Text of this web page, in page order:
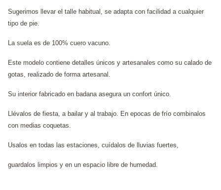
Sugerimos llevar el talle habitual, se adapta con facilidad a cualquier
tipo de pie.
La suela es de 100% cuero vacuno.
Este modelo contiene detalles únicos y artesanales como su calado de
gotas, realizado de forma artesanal.
Su interior fabricado en badana asegura un confort único.
Llévalos de fiesta, a bailar y al trabajo. En epocas de frío combinalos
con medias coquetas.
Usalos en todas las estaciones, cuídalos de lluvias fuertes,
guardalos limpios y en un espacio libre de humedad.